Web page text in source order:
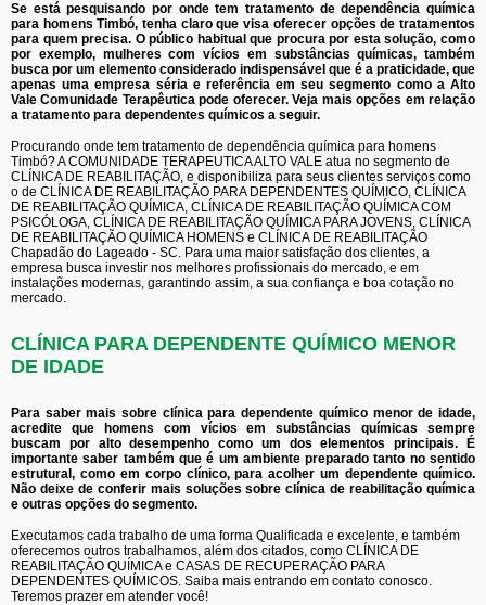
Se está pesquisando por onde tem tratamento de dependência química
para homens Timbó, tenha claro que visa oferecer opções de tratamentos
para quem precisa. O público habitual que procura por esta solução, como
por exemplo, mulheres com vícios em substâncias químicas, também
busca por um elemento considerado indispensável que é a praticidade, que
apenas uma empresa séria e referência em seu segmento como a Alto
Vale Comunidade Terapêutica pode oferecer. Veja mais opções em relação
a tratamento para dependentes químicos a seguir.
Procurando onde tem tratamento de dependência química para homens
Timbó? A COMUNIDADE TERAPEUTICA ALTO VALE atua no segmento de
CLÍNICA DE REABILITAÇÃO, e disponibiliza para seus clientes serviços como
o de CLÍNICA DE REABILITAÇÃO PARA DEPENDENTES QUÍMICO, CLÍNICA
DE REABILITAÇÃO QUÍMICA, CLÍNICA DE REABILITAÇÃO QUÍMICA COM
PSICÓLOGA, CLÍNICA DE REABILITAÇÃO QUÍMICA PARA JOVENS, CLÍNICA
DE REABILITAÇÃO QUÍMICA HOMENS e CLÍNICA DE REABILITAÇÃO
Chapadão do Lageado - SC. Para uma maior satisfação dos clientes, a
empresa busca investir nos melhores profissionais do mercado, e em
instalações modernas, garantindo assim, a sua confiança e boa cotação no
mercado.
CLÍNICA PARA DEPENDENTE QUÍMICO MENOR
DE IDADE
Para saber mais sobre clínica para dependente químico menor de idade,
acredite que homens com vícios em substâncias químicas sempre
buscam por alto desempenho como um dos elementos principais. É
importante saber também que é um ambiente preparado tanto no sentido
estrutural, como em corpo clínico, para acolher um dependente químico.
Não deixe de conferir mais soluções sobre clínica de reabilitação química
e outras opções do segmento.
Executamos cada trabalho de uma forma Qualificada e excelente, e também
oferecemos outros trabalhamos, além dos citados, como CLÍNICA DE
REABILITAÇÃO QUÍMICA e CASAS DE RECUPERAÇÃO PARA
DEPENDENTES QUÍMICOS. Saiba mais entrando em contato conosco.
Teremos prazer em atender você!